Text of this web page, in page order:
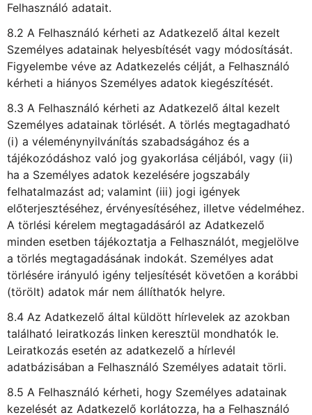
Felhasználó adatait.
8.2 A Felhasználó kérheti az Adatkezelő által kezelt
Személyes adatainak helyesbítését vagy módosítását.
Figyelembe véve az Adatkezelés célját, a Felhasználó
kérheti a hiányos Személyes adatok kiegészítését.
8.3 A Felhasználó kérheti az Adatkezelő által kezelt
Személyes adatainak törlését. A törlés megtagadható
(i) a véleménynyilvánítás szabadságához és a
tájékozódáshoz való jog gyakorlása céljából, vagy (ii)
ha a Személyes adatok kezelésére jogszabály
felhatalmazást ad; valamint (iii) jogi igények
előterjesztéséhez, érvényesítéséhez, illetve védelméhez.
A törlési kérelem megtagadásáról az Adatkezelő
minden esetben tájékoztatja a Felhasználót, megjelölve
a törlés megtagadásának indokát. Személyes adat
törlésére irányuló igény teljesítését követően a korábbi
(törölt) adatok már nem állíthatók helyre.
8.4 Az Adatkezelő által küldött hírlevelek az azokban
található leiratkozás linken keresztül mondhatók le.
Leiratkozás esetén az adatkezelő a hírlevél
adatbázisában a Felhasználó Személyes adatait törli.
8.5 A Felhasználó kérheti, hogy Személyes adatainak
kezelését az Adatkezelő korlátozza, ha a Felhasználó